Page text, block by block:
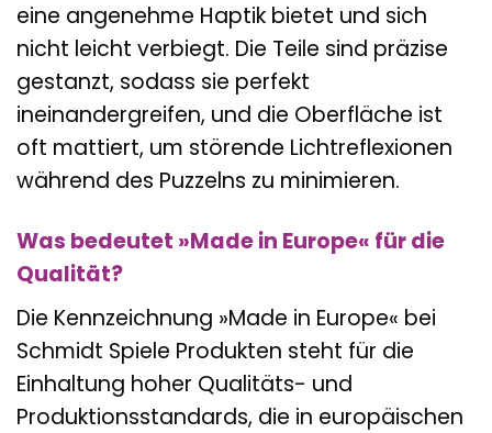
eine angenehme Haptik bietet und sich
nicht leicht verbiegt. Die Teile sind präzise
gestanzt, sodass sie perfekt
ineinandergreifen, und die Oberfläche ist
oft mattiert, um störende Lichtreflexionen
während des Puzzelns zu minimieren.
Was bedeutet »Made in Europe« für die
Qualität?
Die Kennzeichnung »Made in Europe« bei
Schmidt Spiele Produkten steht für die
Einhaltung hoher Qualitäts- und
Produktionsstandards, die in europäischen